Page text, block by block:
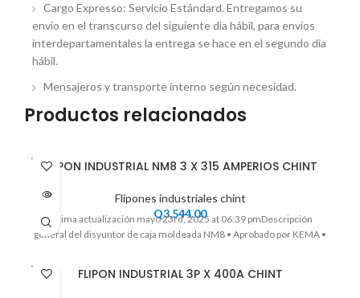
Cargo Expresso: Servicio Estándard. Entregamos su
envio en el transcurso del siguiente dia hábil, para envios
interdepartamentales la entrega se hace en el segundo dia
hábil.
Mensajeros y transporte interno según necesidad.
Productos relacionados
VENDI
DO
FLIPON INDUSTRIAL NM8 3 X 315 AMPERIOS CHINT
Flipones industriales chint
Q3,544.00
Ultima actualización mayo 23rd, 2025 at 06:39 pmDescripción
general del disyuntor de caja moldeada NM8 • Aprobado por KEMA •
VENDI
DO
FLIPON INDUSTRIAL 3P X 400A CHINT